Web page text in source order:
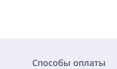
Способы оплаты